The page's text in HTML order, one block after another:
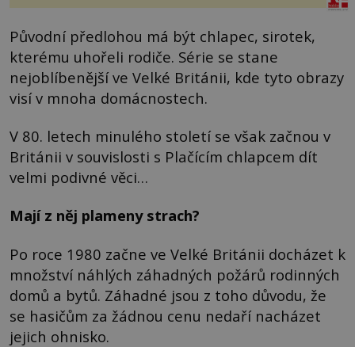
Původní předlohou má být chlapec, sirotek,
kterému uhořeli rodiče. Série se stane
nejoblíbenější ve Velké Británii, kde tyto obrazy
visí v mnoha domácnostech.
V 80. letech minulého století se však začnou v
Británii v souvislosti s Plačícím chlapcem dít
velmi podivné věci…
Mají z něj plameny strach?
Po roce 1980 začne ve Velké Británii docházet k
množství náhlých záhadných požárů rodinných
domů a bytů. Záhadné jsou z toho důvodu, že
se hasičům za žádnou cenu nedaří nacházet
jejich ohnisko.